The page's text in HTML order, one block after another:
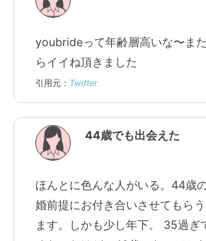
youbrideって年齢層高いな〜ま
らイイね頂きました
引用元： Twitter
44歳でも出会えた
ほんとに色んな人がいる。44歳
婚前提にお付き合いさせてもら
ます。しかも少し年下。 35過ぎ